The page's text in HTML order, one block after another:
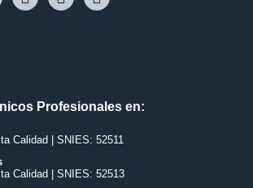
Profesionales en:
Calidad | SNIES: 52511
Calidad | SNIES: 52513